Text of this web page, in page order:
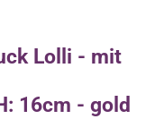
Lolli - mit
16cm - gold